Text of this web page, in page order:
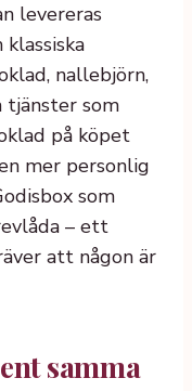
levereras
nallebjörn,
tjänster som
på köpet
mer personlig
som
– ett
att någon är
samma